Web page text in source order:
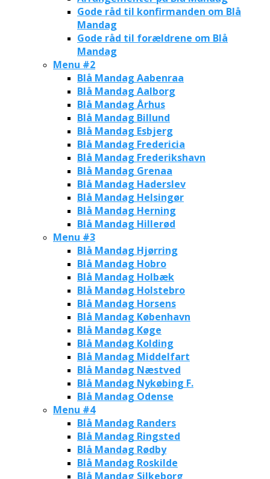
Gode råd til konfirmanden om Blå
Mandag
Gode råd til forældrene om Blå
Mandag
Menu #2
Blå Mandag Aabenraa
Blå Mandag Aalborg
Blå Mandag Århus
Blå Mandag Billund
Blå Mandag Esbjerg
Blå Mandag Fredericia
Blå Mandag Frederikshavn
Blå Mandag Grenaa
Blå Mandag Haderslev
Blå Mandag Helsingør
Blå Mandag Herning
Blå Mandag Hillerød
Menu #3
Blå Mandag Hjørring
Blå Mandag Hobro
Blå Mandag Holbæk
Blå Mandag Holstebro
Blå Mandag Horsens
Blå Mandag København
Blå Mandag Køge
Blå Mandag Kolding
Blå Mandag Middelfart
Blå Mandag Næstved
Blå Mandag Nykøbing F.
Blå Mandag Odense
Menu #4
Blå Mandag Randers
Blå Mandag Ringsted
Blå Mandag Rødby
Blå Mandag Roskilde
Blå Mandag Silkeborg